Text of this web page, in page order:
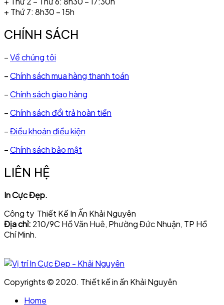
+ Thứ 7: 8h30 – 15h
CHÍNH SÁCH
–Về chúng tôi
–Chính sách mua hàng thanh toán
–Chính sách giao hàng
–Chính sách đổi trả hoàn tiền
–Điều khoản điều kiện
–Chính sách bảo mật
LIÊN HỆ
In Cực Đẹp.
Công ty Thiết Kế In Ấn Khải Nguyên
Địa chỉ: 210/9C Hồ Văn Huê, Phường Đức Nhuận, TP Hồ
Chí Minh.
Copyrights © 2020. Thiết kế in ấn Khải Nguyên
Home